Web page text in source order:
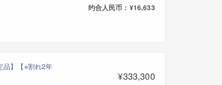
约合人民币：¥16,633
品】【※割れ2年
¥333,300